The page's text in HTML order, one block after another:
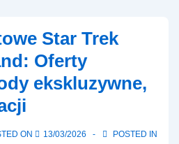
Star Trek
Oferty
ekskluzywne,
ON 13/03/2026
POSTED IN